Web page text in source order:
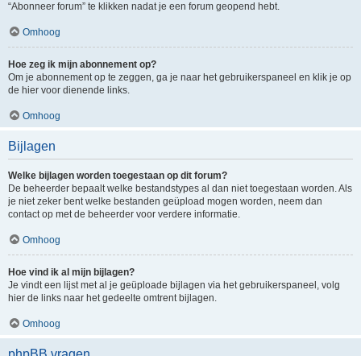
“Abonneer forum” te klikken nadat je een forum geopend hebt.
Omhoog
Hoe zeg ik mijn abonnement op?
Om je abonnement op te zeggen, ga je naar het gebruikerspaneel en klik je op
de hier voor dienende links.
Omhoog
Bijlagen
Welke bijlagen worden toegestaan op dit forum?
De beheerder bepaalt welke bestandstypes al dan niet toegestaan worden. Als
je niet zeker bent welke bestanden geüpload mogen worden, neem dan
contact op met de beheerder voor verdere informatie.
Omhoog
Hoe vind ik al mijn bijlagen?
Je vindt een lijst met al je geüploade bijlagen via het gebruikerspaneel, volg
hier de links naar het gedeelte omtrent bijlagen.
Omhoog